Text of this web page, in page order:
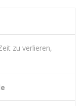
zu verlieren,